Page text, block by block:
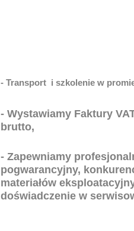
- Transport i szkolenie w
- Wystawiamy Faktury
brutto,
- Zapewniamy
pogwarancyjny,
materiałów
doświadczenie w